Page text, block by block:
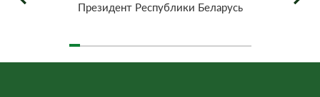
Президент Республики Беларусь